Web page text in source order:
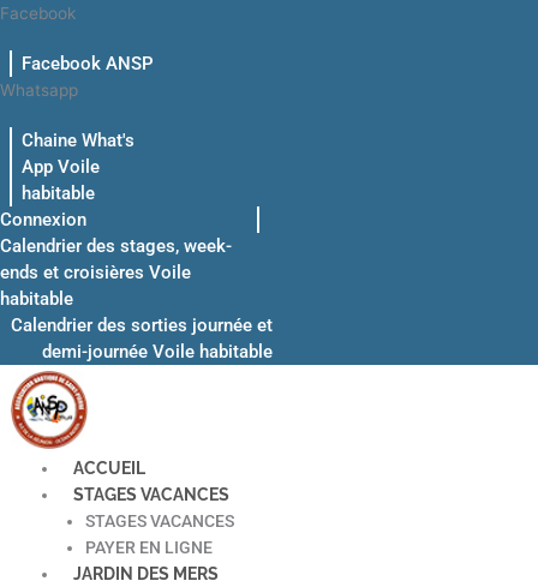
Aller
contenu
Facebook
Facebook ANSP
Whatsapp
Chaine What's
App Voile
habitable
Connexion
Calendrier des stages, week-
ends et croisières Voile
habitable
Calendrier des sorties journée et
demi-journée Voile habitable
ACCUEIL
STAGES VACANCES
STAGES VACANCES
PAYER EN LIGNE
JARDIN DES MERS